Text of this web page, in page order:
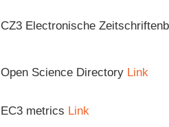
CZ3 Electronische
Open Science Directory Link
EC3 metrics Link